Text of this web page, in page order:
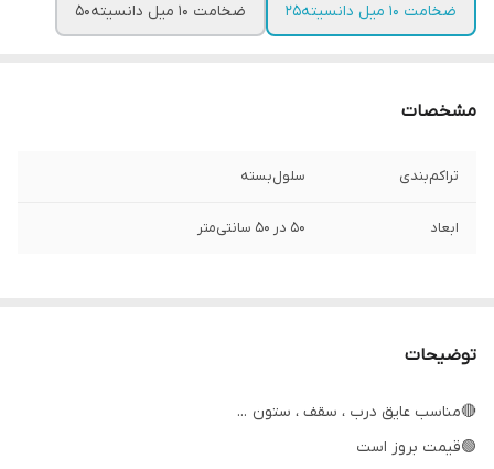
ضخامت ۱۰ میل دانسیته۲۵
ضخامت ۱۰ میل دانسیته۵۰
مشخصات
تراکم‌بندی سلول‌بسته
ابعاد ۵۰ در ۵۰ سانتی‌متر
توضیحات
🔴مناسب عایق درب ، سقف ، ستون ...
🟢قیمت بروز است